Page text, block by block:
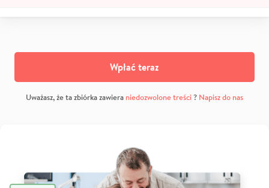
Wpłać teraz
Uważasz, że ta zbiórka zawiera niedozwolone treści? Napisz do nas